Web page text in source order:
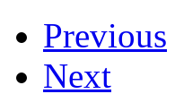
Previous
Next